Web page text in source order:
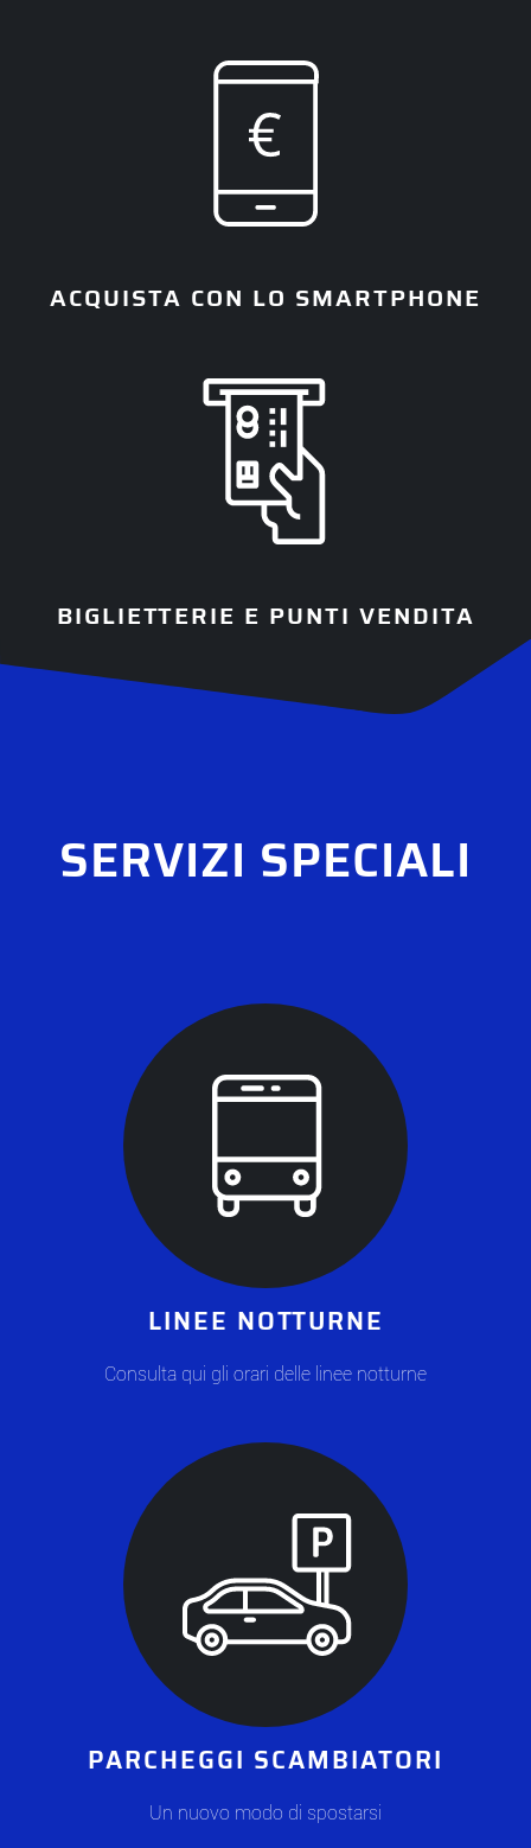
ACQUISTA CON LO SMARTPHONE
BIGLIETTERIE E PUNTI VENDITA
SERVIZI SPECIALI
LINEE NOTTURNE
Consulta qui gli orari delle linee notturne
PARCHEGGI SCAMBIATORI
Un nuovo modo di spostarsi